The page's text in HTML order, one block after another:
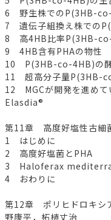
6 野生株でのP(3HB-
7 遺伝子組換え株での
8 高4HB比率P(3HB-
9 4HB含有PHAの物性
10 P(3HB-co-4HB)の
11 超高分子量P(3HB-
12 MGCが開発を進めて
Elasdia®
第11章 高度好塩性古細
1 はじめに
2 高度好塩菌とPHA
3 Haloferax
4 おわりに
第12章 ポリヒドロキシ
野康平，柘植丈治